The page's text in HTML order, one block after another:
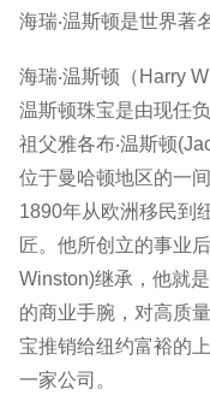
海瑞‧温斯顿是世界著
海瑞‧温斯顿（Harry
温斯顿珠宝是由现任
祖父雅各布‧温斯顿
位于曼哈顿地区的一
1890年从欧洲移民到
匠。他所创立的事业
Winston)继承，他就
的商业手腕，对高质
宝推销给纽约富裕的
一家公司。